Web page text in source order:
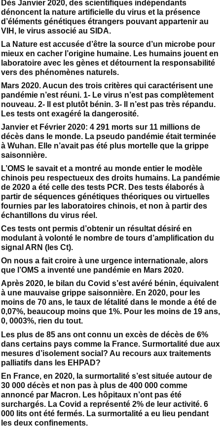
Dès Janvier 2020, des scientifiques indépendants
dénoncent la nature artificielle du virus et la présence
d’éléments génétiques étrangers pouvant appartenir au
VIH, le virus associé au SIDA.
La Nature est accusée d’être la source d’un microbe pour
mieux en cacher l’origine humaine. Les humains jouent en
laboratoire avec les gènes et détournent la responsabilité
vers des phénomènes naturels.
Mars 2020. Aucun des trois critères qui caractérisent une
pandémie n’est réuni. 1- Le virus n’est pas complètement
nouveau. 2- Il est plutôt bénin. 3- Il n’est pas très répandu.
Les tests ont exagéré la dangerosité.
Janvier et Février 2020: 4 291 morts sur 11 millions de
décès dans le monde. La pseudo pandémie était terminée
à Wuhan. Elle n’avait pas été plus mortelle que la grippe
saisonnière.
L’OMS le savait et a montré au monde entier le modèle
chinois peu respectueux des droits humains. La pandémie
de 2020 a été celle des tests PCR. Des tests élaborés à
partir de séquences génétiques théoriques ou virtuelles
fournies par les laboratoires chinois, et non à partir des
échantillons du virus réel.
Ces tests ont permis d’obtenir un résultat désiré en
modulant à volonté le nombre de tours d’amplification du
signal ARN (les Ct).
On nous a fait croire à une urgence internationale, alors
que l’OMS a inventé une pandémie en Mars 2020.
Après 2020, le bilan du Covid s’est avéré bénin, équivalent
à une mauvaise grippe saisonnière. En 2020, pour les
moins de 70 ans, le taux de létalité dans le monde a été de
0,07%, beaucoup moins que 1%. Pour les moins de 19 ans,
0, 0003%, rien du tout.
Les plus de 85 ans ont connu un excès de décès de 6%
dans certains pays comme la France. Surmortalité due aux
mesures d’isolement social? Au recours aux traitements
palliatifs dans les EHPAD?
En France, en 2020, la surmortalité s’est située autour de
30 000 décès et non pas à plus de 400 000 comme
annoncé par Macron. Les hôpitaux n’ont pas été
surchargés. La Covid a représenté 2% de leur activité. 6
000 lits ont été fermés. La surmortalité a eu lieu pendant
les deux confinements.